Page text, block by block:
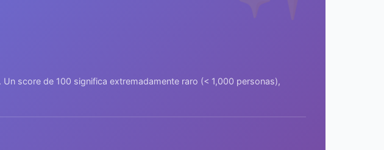
score de 100 significa extremadamente raro (< 1,000 personas),